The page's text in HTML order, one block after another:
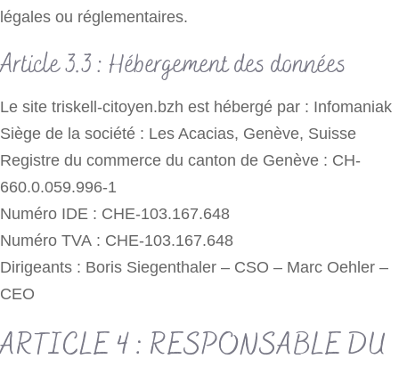
légales ou réglementaires.
Article 3.3 : Hébergement des données
Le site triskell-citoyen.bzh est hébergé par : Infomaniak
Siège de la société : Les Acacias, Genève, Suisse
Registre du commerce du canton de Genève : CH-
660.0.059.996-1
Numéro IDE : CHE-103.167.648
Numéro TVA : CHE-103.167.648
Dirigeants : Boris Siegenthaler – CSO – Marc Oehler –
CEO
ARTICLE 4 : RESPONSABLE DU